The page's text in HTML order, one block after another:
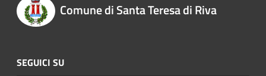
Comune di Santa Teresa di Riva
SEGUICI SU